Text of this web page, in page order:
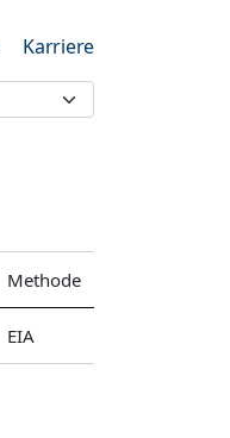
Karriere
Methode
EIA